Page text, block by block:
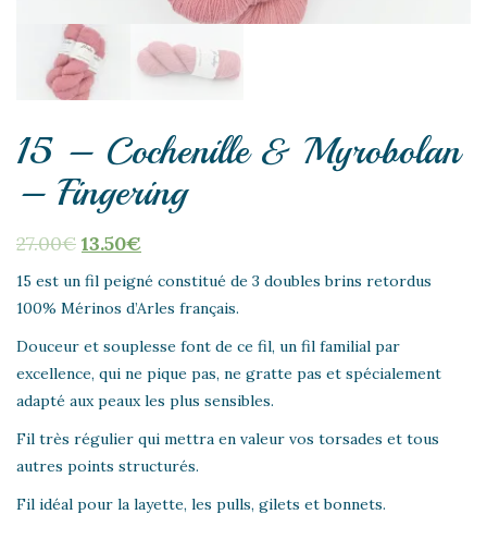
15 – Cochenille & Myrobolan
– Fingering
27.00€ 13.50€
15 est un fil peigné constitué de 3 doubles brins retordus
100% Mérinos d’Arles français.
Douceur et souplesse font de ce fil, un fil familial par
excellence, qui ne pique pas, ne gratte pas et spécialement
adapté aux peaux les plus sensibles.
Fil très régulier qui mettra en valeur vos torsades et tous
autres points structurés.
Fil idéal pour la layette, les pulls, gilets et bonnets.